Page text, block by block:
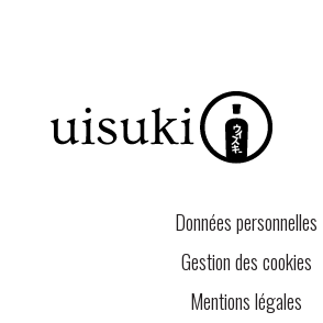
Données personnelles
Gestion des cookies
Mentions légales